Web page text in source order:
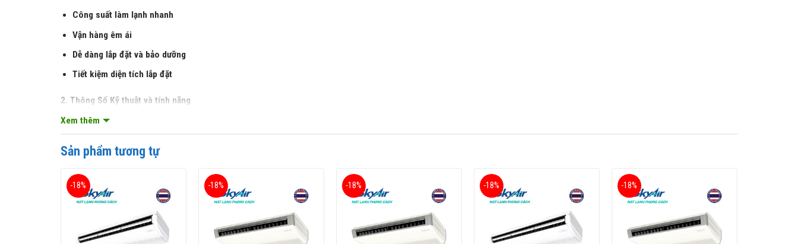
Công suất làm lạnh nhanh
Vận hàng êm ái
Dễ dàng lắp đặt và bảo dưỡng
Tiết kiệm diện tích lắp đặt
2. Thông Số Kỹ thuật và tính năng
Điều Hòa Áp Trần Daikin 1 Chiều 30.000 BTU
nhà của bạn cũng như bầu khí quyển trên Trái Đất
Xem thêm
Sản phẩm tương tự
-18% -18% -18% -18% -18%